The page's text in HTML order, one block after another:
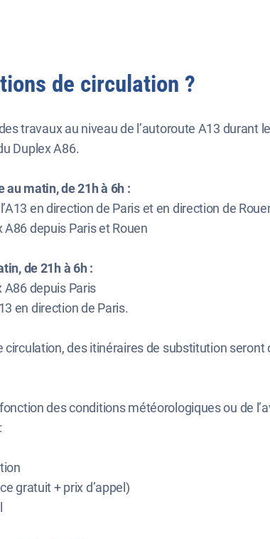
de circulation ?
travaux au niveau de l’autoroute A13 durant
Duplex A86.
au matin, de 21h à 6h :
en direction de Paris et en direction de
depuis Paris et Rouen
de 21h à 6h :
A86 depuis Paris
en direction de Paris.
des itinéraires de substitution
des conditions météorologiques ou de
gratuit + prix d’appel)